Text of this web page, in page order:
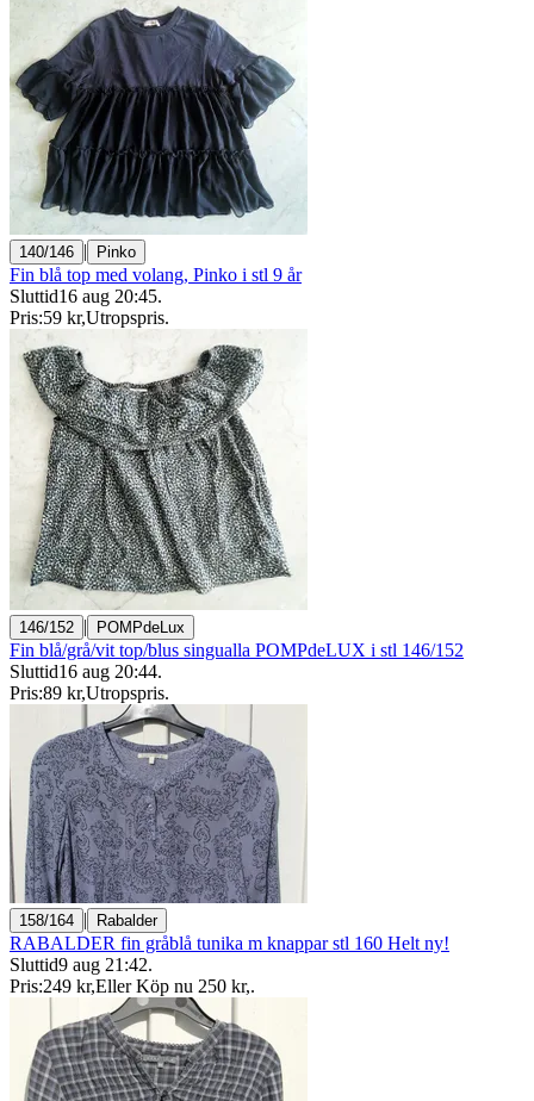
140/146 | Pinko
Fin blå top med volang, Pinko i stl 9 år
Sluttid16 aug 20:45.
Pris:59 kr,Utropspris.
146/152 | POMPdeLux
Fin blå/grå/vit top/blus singualla POMPdeLUX i stl 146/152
Sluttid16 aug 20:44.
Pris:89 kr,Utropspris.
158/164 | Rabalder
RABALDER fin gråblå tunika m knappar stl 160 Helt ny!
Sluttid9 aug 21:42.
Pris:249 kr,Eller Köp nu 250 kr,.